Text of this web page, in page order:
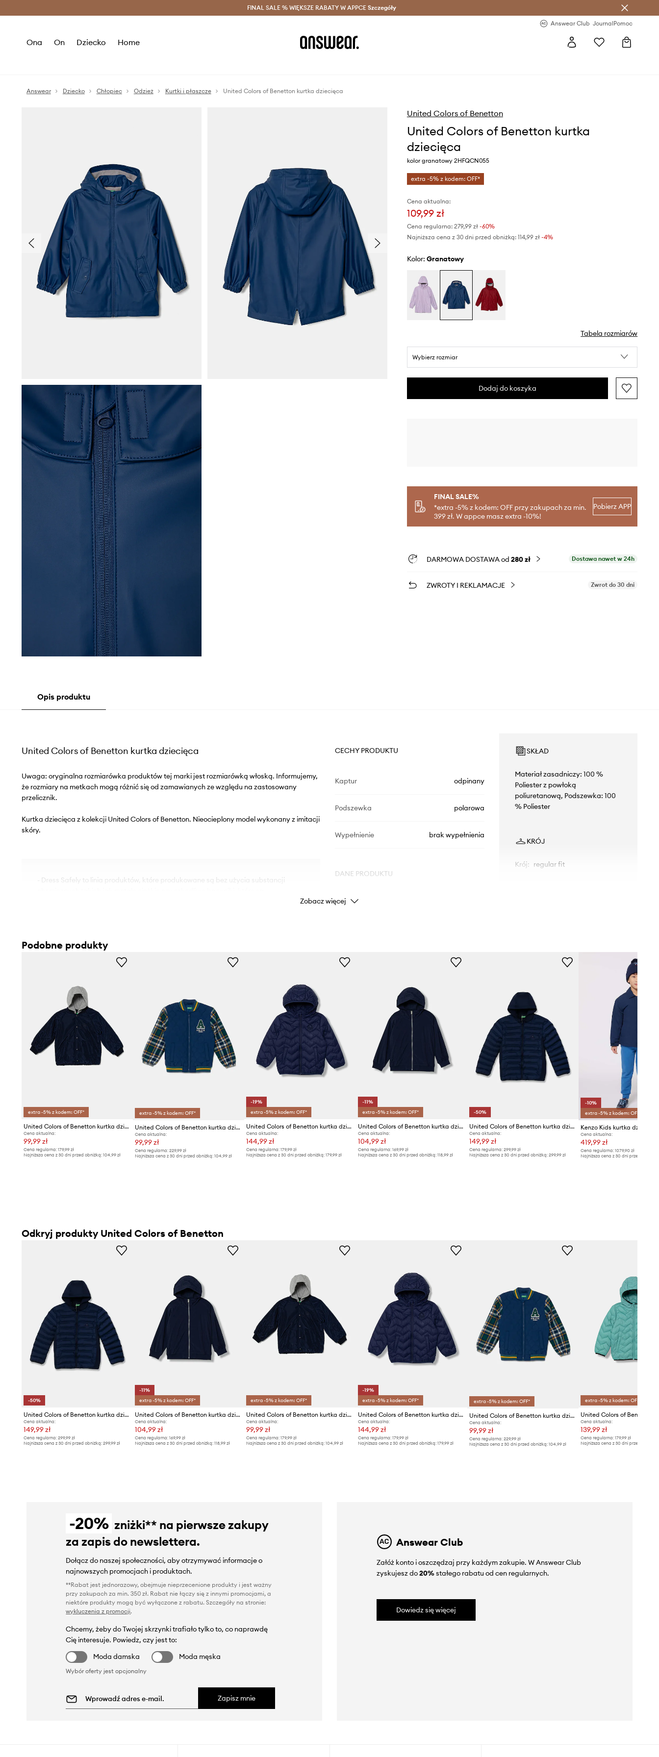
Oszczędzaj z Answear Club > Dostawa nawet w 24h >
FINAL SALE % WIĘKSZE RABATY W APPCE Szczegóły
Answear Club JournalPomoc
Ona On Dziecko Home
Answear Dziecko Chłopiec Odzież Kurtki i płaszcze United Colors of Benetton kurtka dziecięca
United Colors of Benetton
United Colors of Benetton kurtka
dziecięca
kolor granatowy 2HFQCN055
extra -5% z kodem: OFF*
Cena aktualna:
109,99 zł
Cena regularna: 279,99 zł-60%
Najniższa cena z 30 dni przed obniżką: 114,99 zł -4%
Kolor: granatowy
Tabela rozmiarów
Wybierz rozmiar
Dodaj do koszyka
FINAL SALE%
*extra -5% z kodem: OFF przy zakupach za min.
399 zł. W appce masz extra -10%!
Pobierz APP
DARMOWA DOSTAWA od 280 zł Dostawa nawet w 24h
ZWROTY I REKLAMACJE Zwrot do 30 dni
Opis produktu
United Colors of Benetton kurtka dziecięca
Uwaga: oryginalna rozmiarówka produktów tej marki jest rozmiarówką włoską. Informujemy,
że rozmiary na metkach mogą różnić się od zamawianych ze względu na zastosowany
przelicznik.
Kurtka dziecięca z kolekcji United Colors of Benetton. Nieocieplony model wykonany z imitacji
skóry.
- Dress Safely to linia produktów, które produkowane są bez użycia substancji
potencjalnie niebezpieczne dla zdrowia. Dodatkowo produkty te są bezpieczne dla
- Rękawy wykończone wygodnym, elastycznym ściągaczem.
- Podwyższony kołnierz i odpinany kaptur gwarantują dodatkową ochronę przed
- Polarowa podszewka.
- Dwie wsuwane i zapinane na zatrzask kieszenie boczne.
- Dłuższy tył zapewnia osłonę podczas poruszania się.
- Długość rękawa: 44 cm.
- Długość z przodu: 57 cm.
- Długość z tyłu: 60 cm.
- Szerokość pod pachami: 42 cm.
- Szerokość w ramionach: 33 cm.
CECHY PRODUKTU
Kaptur odpinany
Podszewka polarowa
Wypełnienie brak wypełnienia
DANE PRODUKTU
Kod producenta
Marka
United Colors of
Benetton
SKŁAD
Materiał zasadniczy: 100 %
Poliester z powłoką
poliuretanową, Podszewka: 100
% Poliester
KRÓJ
Krój: regular fit
Zobacz więcej
Podobne produkty
extra -5% z kodem: OFF*
United Colors of Benetton kurtka dziecięca
Cena aktualna:
99,99 zł
Cena regularna: 179,99 zł
Najniższa cena z 30 dni przed obniżką: 104,99 zł
extra -5% z kodem: OFF*
United Colors of Benetton kurtka dziecięca
Cena aktualna:
99,99 zł
Cena regularna:229,99 zł
Najniższa cena z 30 dni przed obniżką:104,99 zł
-19%
extra -5% z kodem: OFF*
United Colors of Benetton kurtka dziecięca
Cena aktualna:
144,99 zł
Cena regularna: 179,99 zł
Najniższa cena z 30 dni przed obniżką: 179,99 zł
-11%
extra -5% z kodem: OFF*
United Colors of Benetton kurtka dziecięca
Cena aktualna:
104,99 zł
Cena regularna: 169,99 zł
Najniższa cena z 30 dni przed obniżką: 118,99 zł
-50%
United Colors of Benetton kurtka dziecięca
Cena aktualna:
149,99 zł
Cena regularna:299,99 zł
Najniższa cena z 30 dni przed obniżką:299,99 zł
-10%
extra -5% z kodem: OFF*
Kenzo Kids kurtka
Cena aktualna:
419,99 zł
Cena regularna: 1079,90 zł
Najniższa cena z 30 dni przed obniżką:
Odkryj produkty United Colors of Benetton
-50%
United Colors of Benetton kurtka dziecięca
Cena aktualna:
149,99 zł
Cena regularna: 299,99 zł
Najniższa cena z 30 dni przed obniżką: 299,99 zł
-11%
extra -5% z kodem: OFF*
United Colors of Benetton kurtka dziecięca
Cena aktualna:
104,99 zł
Cena regularna:169,99 zł
Najniższa cena z 30 dni przed obniżką:118,99 zł
extra -5% z kodem: OFF*
United Colors of Benetton kurtka dziecięca
Cena aktualna:
99,99 zł
Cena regularna: 179,99 zł
Najniższa cena z 30 dni przed obniżką: 104,99 zł
-19%
extra -5% z kodem: OFF*
United Colors of Benetton kurtka dziecięca
Cena aktualna:
144,99 zł
Cena regularna: 179,99 zł
Najniższa cena z 30 dni przed obniżką: 179,99 zł
extra -5% z kodem: OFF*
United Colors of Benetton kurtka dziecięca
Cena aktualna:
99,99 zł
Cena regularna:229,99 zł
Najniższa cena z 30 dni przed obniżką:104,99 zł
extra -5% z kodem: OFF*
Cena aktualna:
139,99 zł
Cena regularna: 179,99 zł
Najniższa cena z 30 dni przed obniżką:
-20% zniżki** na pierwsze zakupy
za zapis do newslettera.
Dołącz do naszej społeczności, aby otrzymywać informacje o
najnowszych promocjach i produktach.
**Rabat jest jednorazowy, obejmuje nieprzecenione produkty i jest ważny
przy zakupach za min. 350 zł. Rabat nie łączy się z innymi promocjami, a
niektóre produkty mogą być wyłączone z rabatu. Szczegóły na stronie:
wykluczenia z promocji.
Chcemy, żeby do Twojej skrzynki trafiało tylko to, co naprawdę
Cię interesuje. Powiedz, czy jest to:
Moda damska
Moda męska
Wybór oferty jest opcjonalny
Zapisz mnie
Answear Club
Załóż konto i oszczędzaj przy każdym zakupie. W Answear Club
zyskujesz do20%stałego rabatu od cen regularnych.
Dowiedz się więcej